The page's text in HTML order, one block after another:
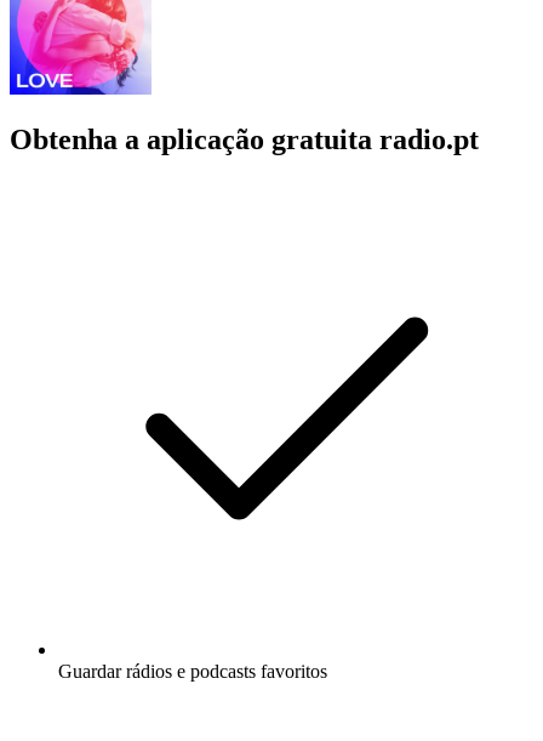
Obtenha a aplicação gratuita radio.pt
Guardar rádios e podcasts favoritos